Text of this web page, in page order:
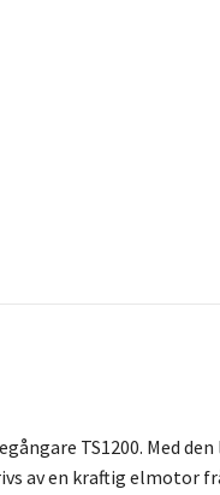
TS1200. Med
av en kraftig elmotor